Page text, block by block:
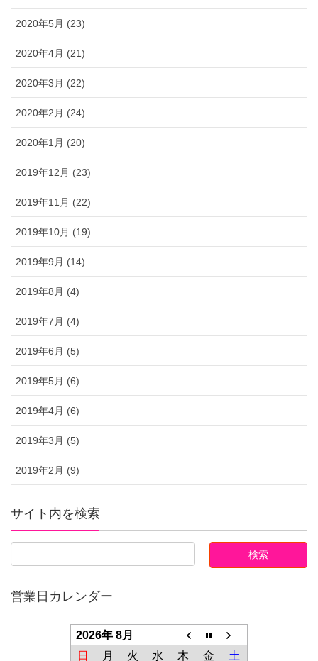
2020年5月 (23)
2020年4月 (21)
2020年3月 (22)
2020年2月 (24)
2020年1月 (20)
2019年12月 (23)
2019年11月 (22)
2019年10月 (19)
2019年9月 (14)
2019年8月 (4)
2019年7月 (4)
2019年6月 (5)
2019年5月 (6)
2019年4月 (6)
2019年3月 (5)
2019年2月 (9)
サイト内を検索
営業日カレンダー
2026年 8月
日
月 火 水 木 金
土